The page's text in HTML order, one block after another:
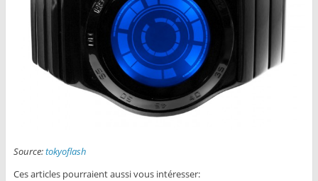
Source:tokyoflash
Ces articles pourraient aussi vous intéresser: